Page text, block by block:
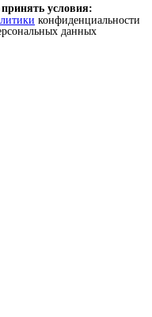
условия:
конфиденциальности
данных